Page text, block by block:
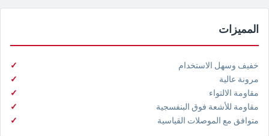
المميزات
خفيف وسهل الاستخدام
مرونة عالية
مقاومة الالتواء
مقاومة للأشعة فوق البنفسجية
متوافق مع الموصلات القياسية